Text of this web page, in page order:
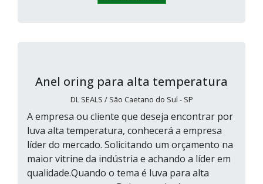
Anel oring para alta temperatura
DL SEALS / São Caetano do Sul - SP
A empresa ou cliente que deseja encontrar por
luva alta temperatura, conhecerá a empresa
líder do mercado. Solicitando um orçamento na
maior vitrine da indústria e achando a líder em
qualidade.Quando o tema é luva para alta